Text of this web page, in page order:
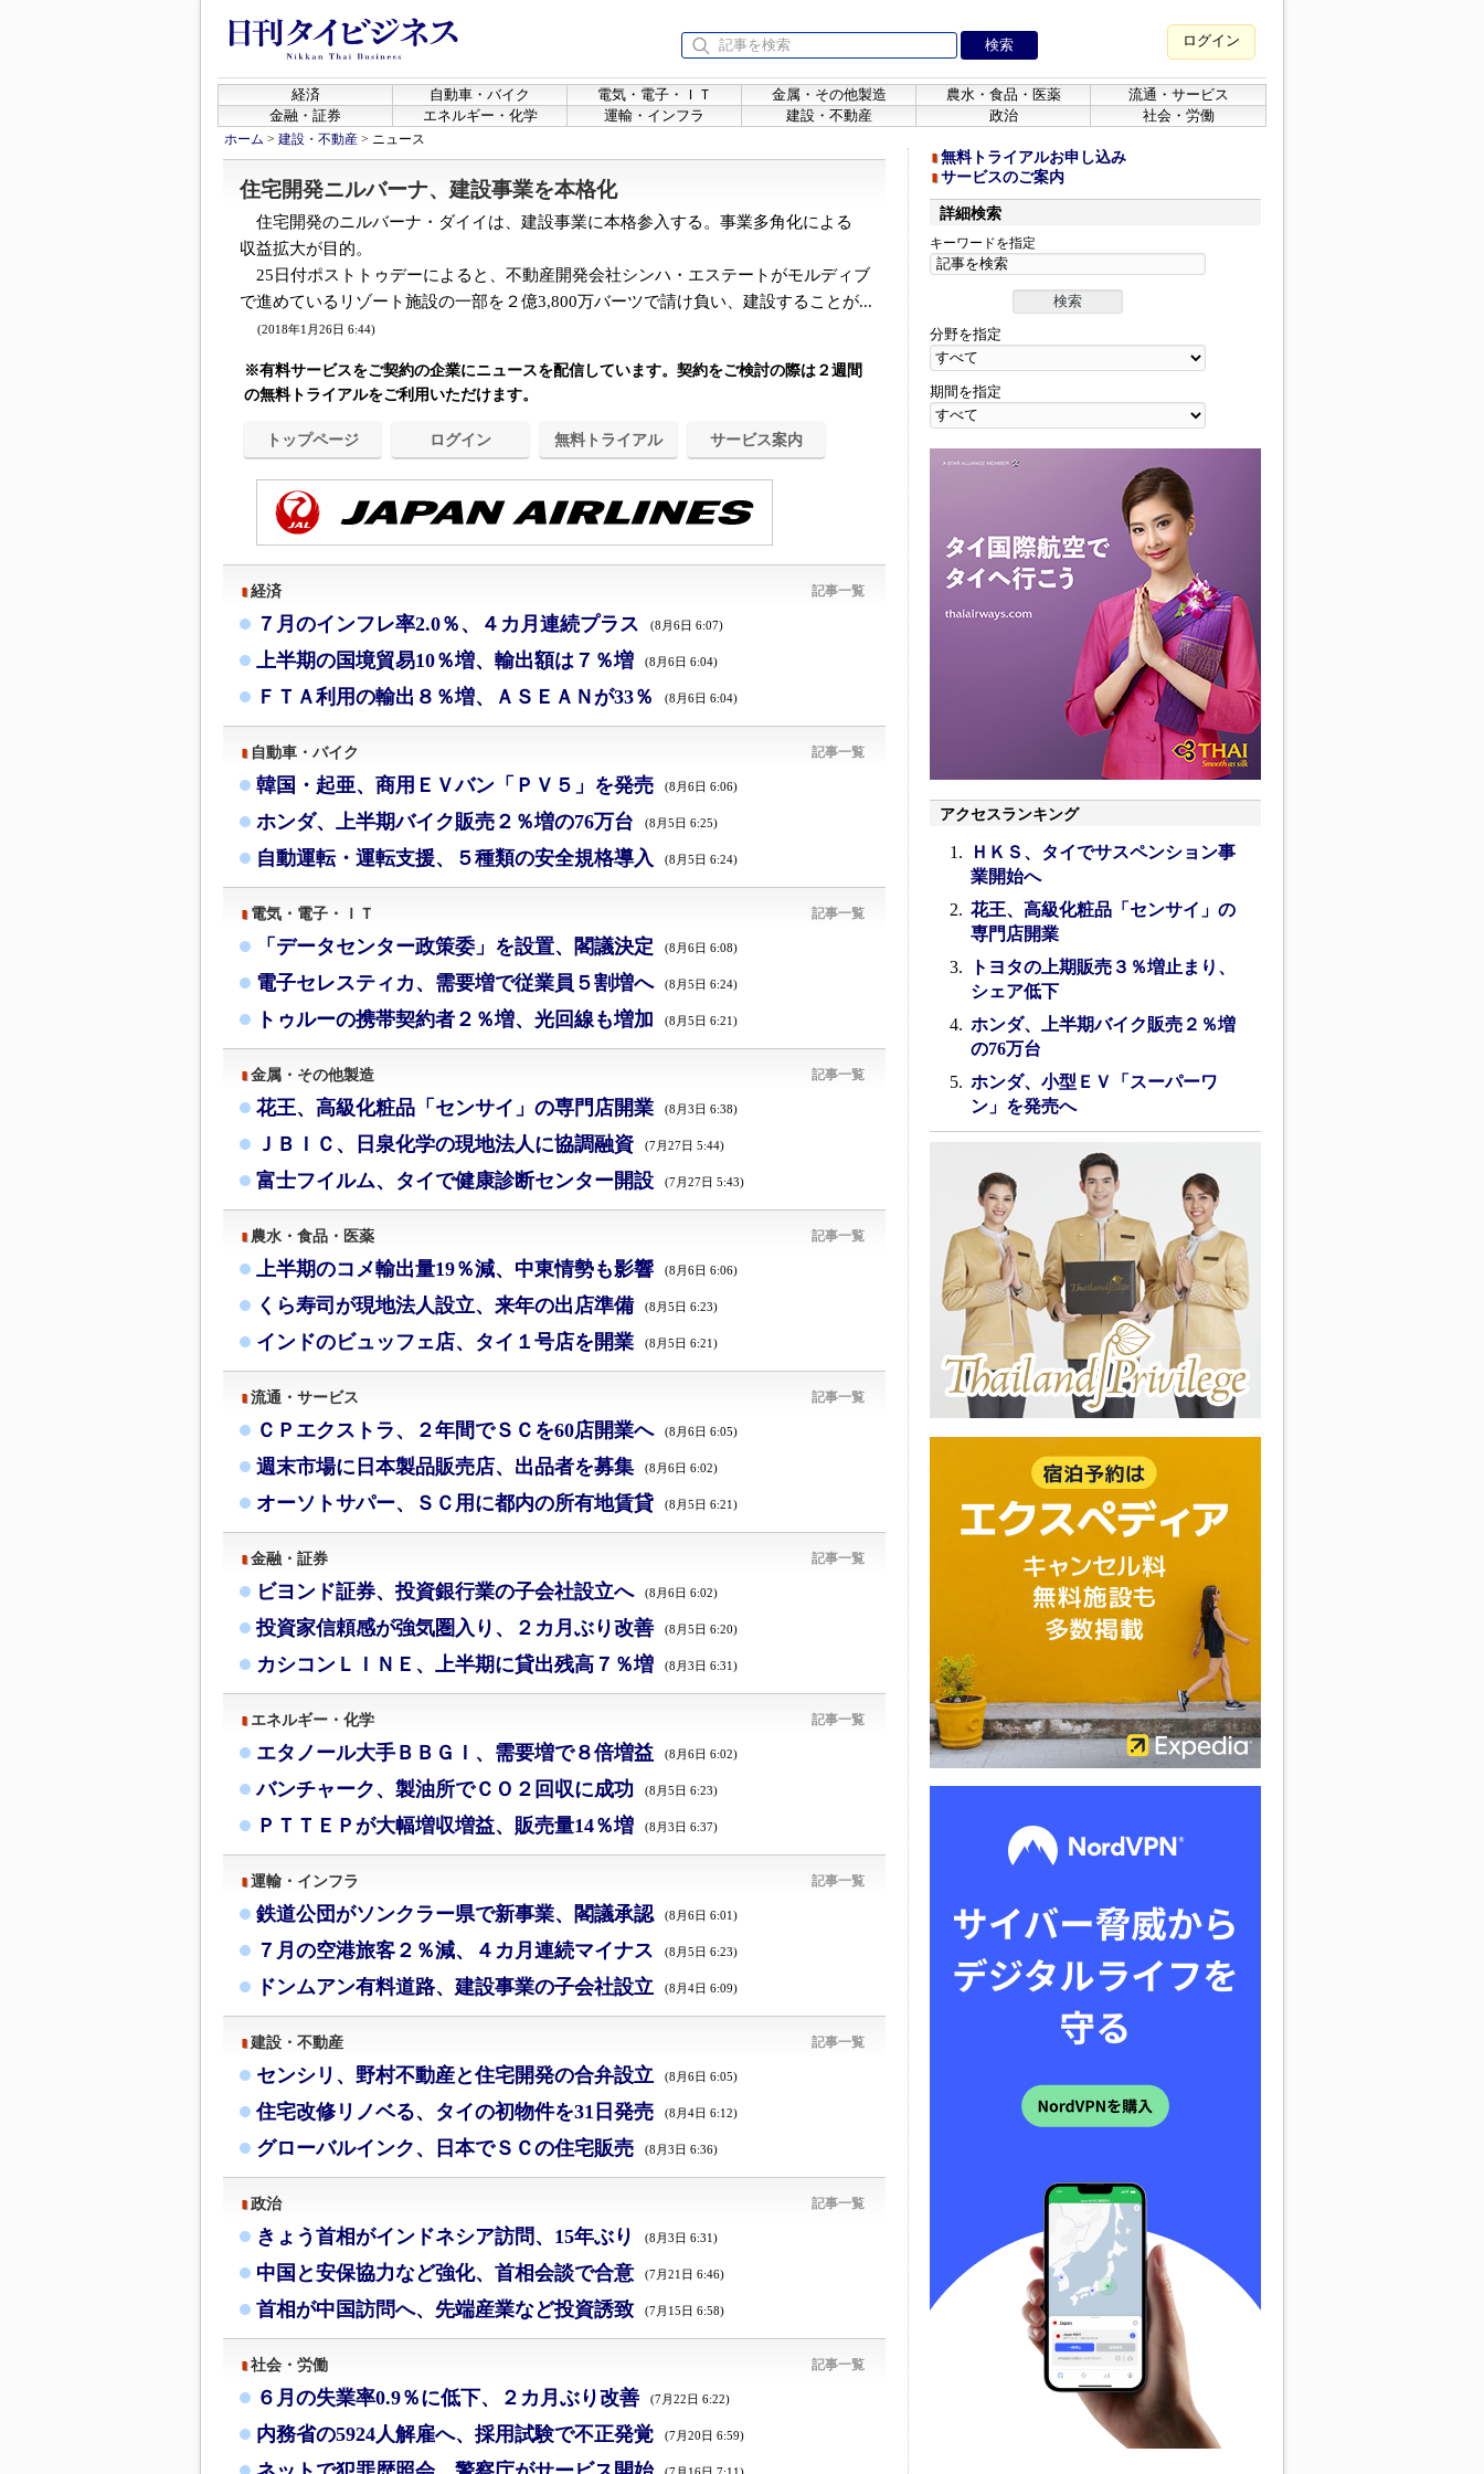
ログイン
経済 自動車・バイク 電気・電子・ＩＴ 金属・その他製造 農水・食品・医薬
流通・サービス
金融・証券
エネルギー・化学 運輸・インフラ 建設・不動産 政治 社会・労働
ホーム > 建設・不動産 > ニュース
住宅開発ニルバーナ、建設事業を本格化
住宅開発のニルバーナ・ダイイは、建設事業に本格参入する。事業多角化による
収益拡大が目的。
25日付ポストトゥデーによると、不動産開発会社シンハ・エステートがモルディブ
で進めているリゾート施設の一部を２億3,800万バーツで請け負い、建設することが...
(2018年1月26日 6:44)
※有料サービスをご契約の企業にニュースを配信しています。契約をご検討の際は２週間
の無料トライアルをご利用いただけます。
トップページ ログイン 無料トライアル サービス案内
経済 記事一覧
７月のインフレ率2.0％、４カ月連続プラス (8月6日 6:07)
上半期の国境貿易10％増、輸出額は７％増 (8月6日 6:04)
ＦＴＡ利用の輸出８％増、ＡＳＥＡＮが33％ (8月6日 6:04)
自動車・バイク 記事一覧
韓国・起亜、商用ＥＶバン「ＰＶ５」を発売 (8月6日 6:06)
ホンダ、上半期バイク販売２％増の76万台 (8月5日 6:25)
自動運転・運転支援、５種類の安全規格導入 (8月5日 6:24)
電気・電子・ＩＴ 記事一覧
「データセンター政策委」を設置、閣議決定 (8月6日 6:08)
電子セレスティカ、需要増で従業員５割増へ (8月5日 6:24)
トゥルーの携帯契約者２％増、光回線も増加 (8月5日 6:21)
金属・その他製造 記事一覧
花王、高級化粧品「センサイ」の専門店開業 (8月3日 6:38)
ＪＢＩＣ、日泉化学の現地法人に協調融資 (7月27日 5:44)
富士フイルム、タイで健康診断センター開設 (7月27日 5:43)
農水・食品・医薬 記事一覧
上半期のコメ輸出量19％減、中東情勢も影響 (8月6日 6:06)
くら寿司が現地法人設立、来年の出店準備 (8月5日 6:23)
インドのビュッフェ店、タイ１号店を開業 (8月5日 6:21)
流通・サービス 記事一覧
ＣＰエクストラ、２年間でＳＣを60店開業へ (8月6日 6:05)
週末市場に日本製品販売店、出品者を募集 (8月6日 6:02)
オーソトサパー、ＳＣ用に都内の所有地賃貸 (8月5日 6:21)
金融・証券 記事一覧
ビヨンド証券、投資銀行業の子会社設立へ (8月6日 6:02)
投資家信頼感が強気圏入り、２カ月ぶり改善 (8月5日 6:20)
カシコンＬＩＮＥ、上半期に貸出残高７％増 (8月3日 6:31)
エネルギー・化学 記事一覧
エタノール大手ＢＢＧＩ、需要増で８倍増益 (8月6日 6:02)
バンチャーク、製油所でＣＯ２回収に成功 (8月5日 6:23)
ＰＴＴＥＰが大幅増収増益、販売量14％増 (8月3日 6:37)
運輸・インフラ 記事一覧
鉄道公団がソンクラー県で新事業、閣議承認 (8月6日 6:01)
７月の空港旅客２％減、４カ月連続マイナス (8月5日 6:23)
ドンムアン有料道路、建設事業の子会社設立 (8月4日 6:09)
建設・不動産 記事一覧
センシリ、野村不動産と住宅開発の合弁設立 (8月6日 6:05)
住宅改修リノベる、タイの初物件を31日発売 (8月4日 6:12)
グローバルインク、日本でＳＣの住宅販売 (8月3日 6:36)
政治 記事一覧
きょう首相がインドネシア訪問、15年ぶり (8月3日 6:31)
中国と安保協力など強化、首相会談で合意 (7月21日 6:46)
首相が中国訪問へ、先端産業など投資誘致 (7月15日 6:58)
社会・労働 記事一覧
６月の失業率0.9％に低下、２カ月ぶり改善 (7月22日 6:22)
内務省の5924人解雇へ、採用試験で不正発覚 (7月20日 6:59)
無料トライアルお申し込み
サービスのご案内
詳細検索
キーワードを指定
分野を指定
期間を指定
アクセスランキング
ＨＫＳ、タイでサスペンション事
業開始へ
花王、高級化粧品「センサイ」の
専門店開業
トヨタの上期販売３％増止まり、
シェア低下
ホンダ、上半期バイク販売２％増
の76万台
ホンダ、小型ＥＶ「スーパーワ
ン」を発売へ